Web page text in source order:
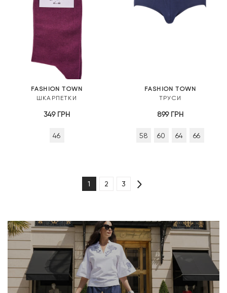
FASHION TOWN
ШКАРПЕТКИ
349 ГРН
46
FASHION TOWN
ТРУСИ
899 ГРН
58 60 64 66
1 2 3